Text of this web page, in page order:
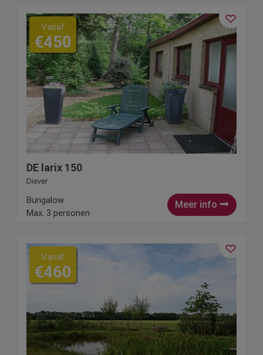
Vanaf
€450
DE larix 150
Diever
Meer info
Bungalow
Max. 3 personen
Vanaf
€460